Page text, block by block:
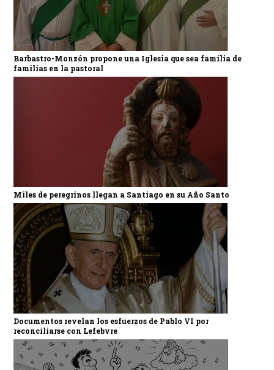
Barbastro-Monzón propone una Iglesia que sea familia de
familias en la pastoral
Miles de peregrinos llegan a Santiago en su Año Santo
Documentos revelan los esfuerzos de Pablo VI por
reconciliarse con Lefebvre